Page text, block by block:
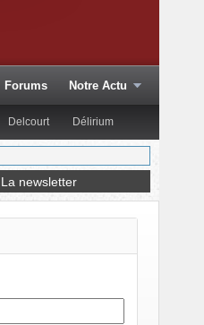
Forums Notre Actu
Delcourt Délirium
Phileas Philéas